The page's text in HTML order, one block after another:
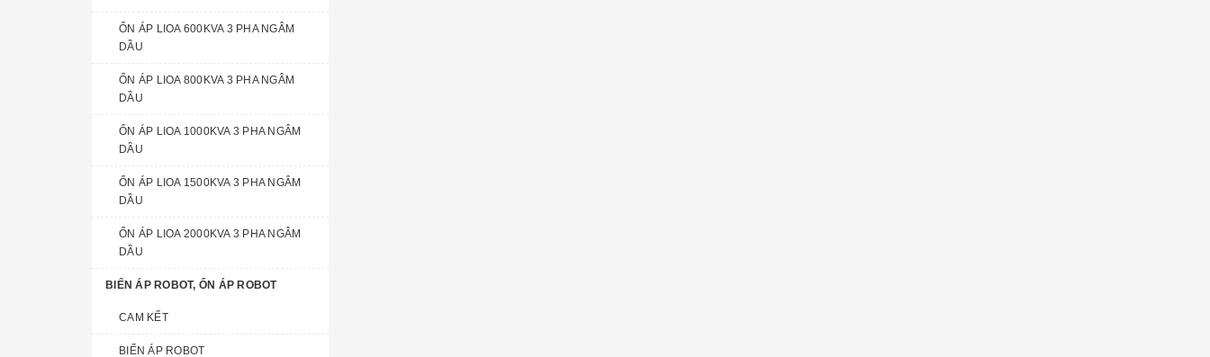
ỔN ÁP LIOA 600KVA 3 PHA NGÂM
DẦU
ỔN ÁP LIOA 800KVA 3 PHA NGÂM
DẦU
ỔN ÁP LIOA 1000KVA 3 PHA NGÂM
DẦU
ỔN ÁP LIOA 1500KVA 3 PHA NGÂM
DẦU
ỔN ÁP LIOA 2000KVA 3 PHA NGÂM
DẦU
BIẾN ÁP ROBOT, ỔN ÁP ROBOT
CAM KẾT
BIẾN ÁP ROBOT